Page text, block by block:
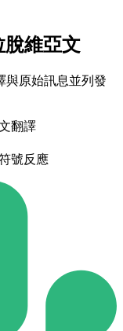
脫維亞文
與原始訊息並列發
翻譯
號反應